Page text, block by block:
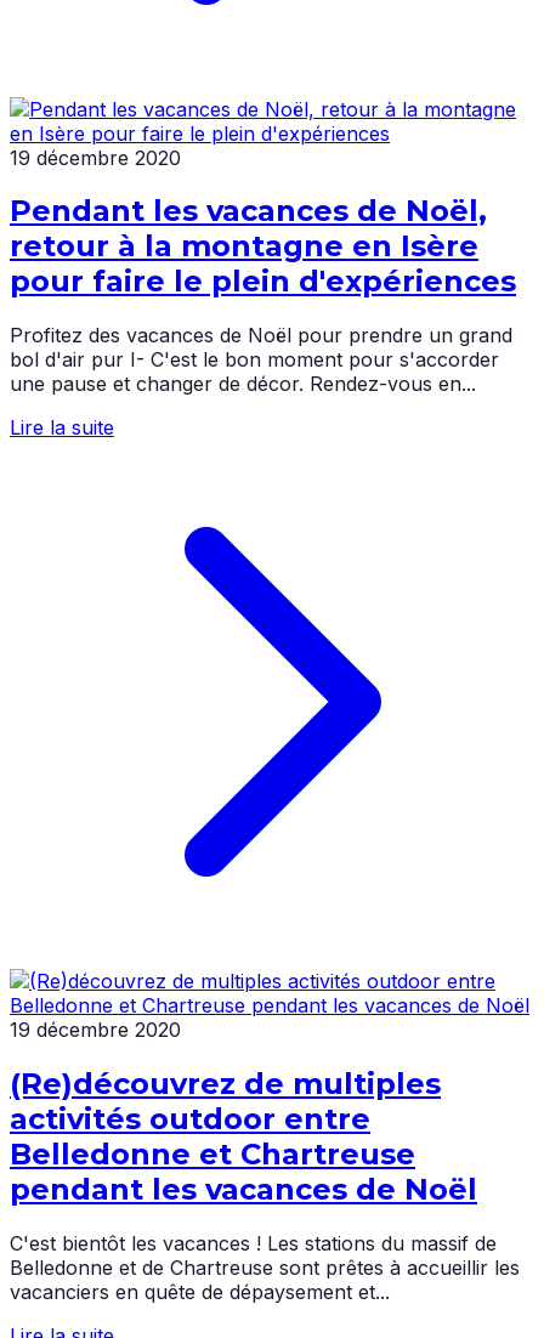
19 décembre 2020
Pendant les vacances de Noël,
retour à la montagne en Isère
pour faire le plein d'expériences
Profitez des vacances de Noël pour prendre un grand
bol d'air pur I- C'est le bon moment pour s'accorder
une pause et changer de décor. Rendez-vous en...
Lire la suite
19 décembre 2020
(Re)découvrez de multiples
activités outdoor entre
Belledonne et Chartreuse
pendant les vacances de Noël
C'est bientôt les vacances ! Les stations du massif de
Belledonne et de Chartreuse sont prêtes à accueillir les
vacanciers en quête de dépaysement et...